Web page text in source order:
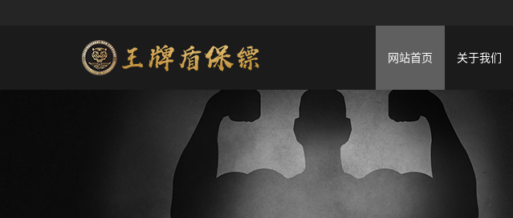
网站首页 关于我们